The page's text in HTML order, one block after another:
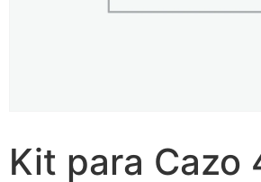
Kit para Cazo